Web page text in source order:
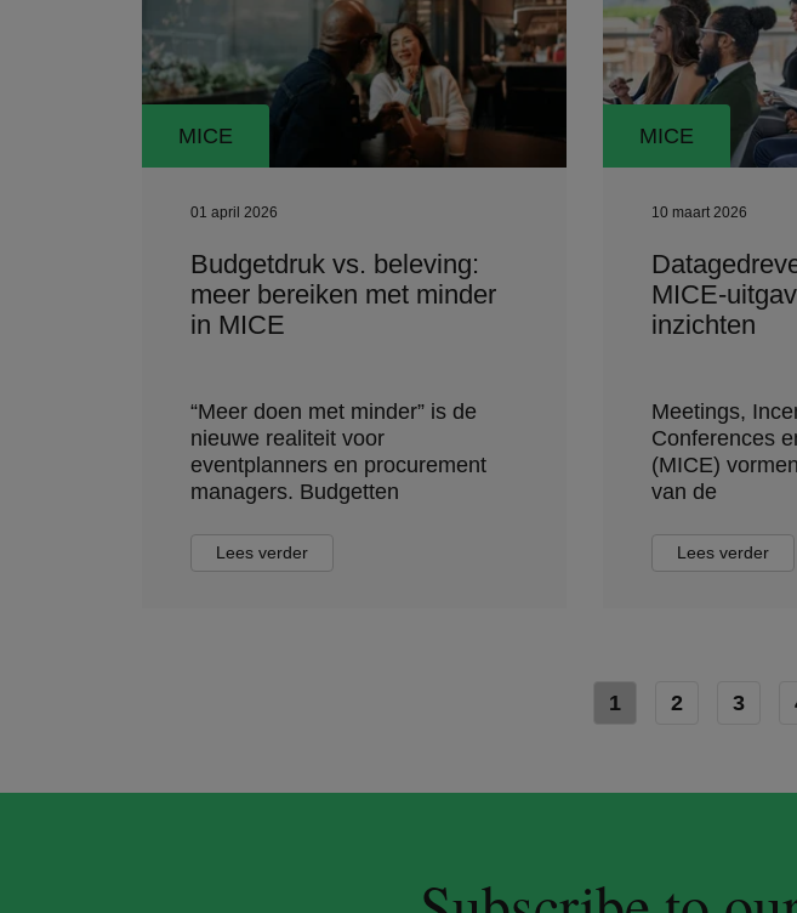
MICE
01 april 2026
Budgetdruk vs. beleving:
meer bereiken met minder
in MICE
“Meer doen met minder” is de
nieuwe realiteit voor
eventplanners en procurement
managers. Budgetten
Lees verder
MICE
10 maart 2026
MICE-
inzichten
Meetings,
Conferences
(MICE)
van de
Lees verder
1 2 3